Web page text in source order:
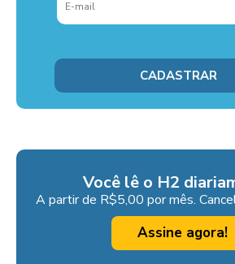
Você lê o H2
A partir de R$5,00 por mês.
Assine agora!